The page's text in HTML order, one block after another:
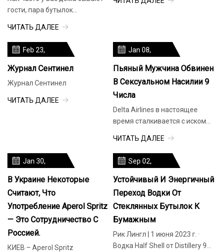
гости, пара бутылок
простых миксера, и вы не
знаете, что приготовит
ЧИТАТЬ ДАЛЕЕ
кувшины
Feb 23,
Журнал Сентинел
Журнал Сентинел
ЧИТАТЬ ДАЛЕЕ
Jan 08,
Пьяный Мужчина Обвинен
В Сексуальном Насилии 9
Числа
Delta Airlines в настоящее
время сталкивается с иском
после того, как пьяный
мужчина был обвинен
ЧИТАТЬ ДАЛЕЕ
Jan 30,
В Украине Некоторые
Считают, Что
Употребление Aperol Spritz
— Это Сотрудничество С
Россией.
КИЕВ – Aperol Spritz
Sep 02,
Устойчивый И Энергичный
Переход Водки От
Стеклянных Бутылок К
Бумажным
Рик Лингл | 1 июня 2023 г. ·
Водка Half Shell от Distillery 98